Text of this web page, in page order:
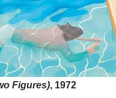
Figures), 1972